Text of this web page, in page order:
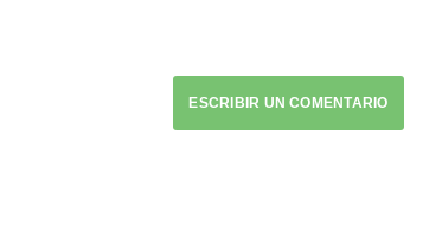
ESCRIBIR UN COMENTARIO